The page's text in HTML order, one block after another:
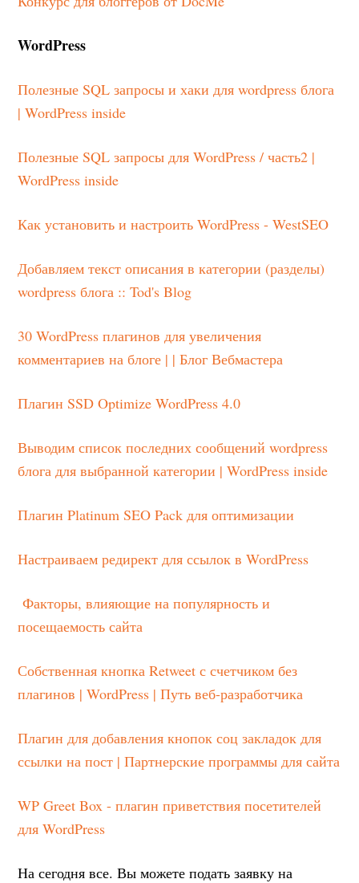
WordPress
Полезные SQL запросы и хаки для wordpress блога
| WordPress inside
Полезные SQL запросы для WordPress / часть2 |
WordPress inside
Как установить и настроить WordPress - WestSEO
Добавляем текст описания в категории (разделы)
wordpress блога :: Tod's Blog
30 WordPress плагинов для увеличения
комментариев на блоге | | Блог Вебмастера
Плагин SSD Optimize WordPress 4.0
Выводим список последних сообщений wordpress
блога для выбранной категории | WordPress inside
Плагин Platinum SEO Pack для оптимизации
Настраиваем редирект для ссылок в WordPress
Факторы, влияющие на популярность и
посещаемость сайта
Собственная кнопка Retweet с счетчиком без
плагинов | WordPress | Путь веб-разработчика
Плагин для добавления кнопок соц закладок для
ссылки на пост | Партнерские программы для сайта
WP Greet Box - плагин приветствия посетителей
для WordPress
На сегодня все. Вы можете подать заявку на